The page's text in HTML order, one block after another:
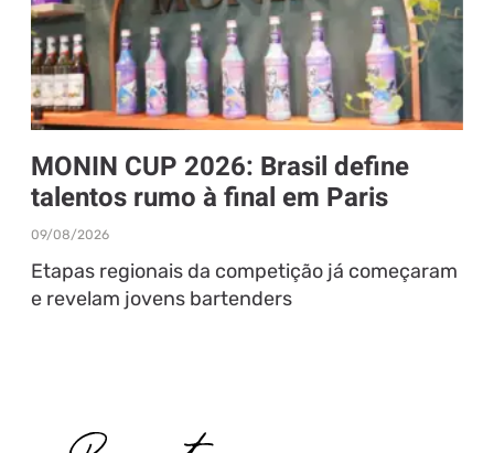
MONIN CUP 2026: Brasil define
talentos rumo à final em Paris
09/08/2026
Etapas regionais da competição já começaram
e revelam jovens bartenders